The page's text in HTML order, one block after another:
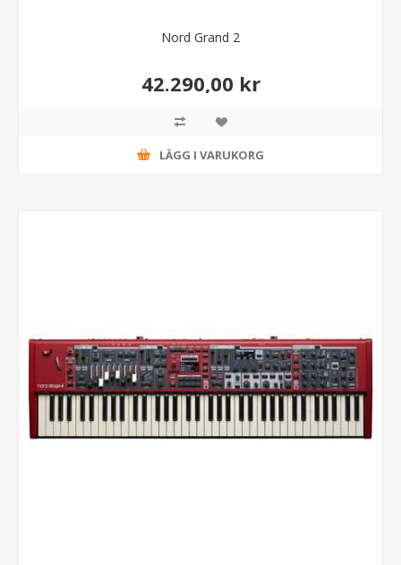
Nord Grand 2
42.290,00 kr
LÄGG I VARUKORG